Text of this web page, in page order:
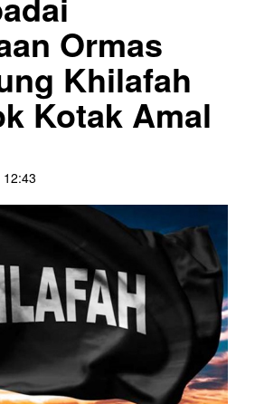
Ormas
Khilafah
Kotak Amal